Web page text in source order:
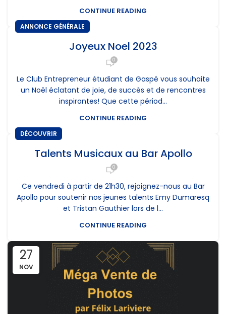
CONTINUE READING
ANNONCE GÉNÉRALE
Joyeux Noel 2023
0
Le Club Entrepreneur étudiant de Gaspé vous souhaite
un Noël éclatant de joie, de succès et de rencontres
inspirantes! Que cette périod...
CONTINUE READING
DÉCOUVRIR
Talents Musicaux au Bar Apollo
0
Ce vendredi à partir de 21h30, rejoignez-nous au Bar
Apollo pour soutenir nos jeunes talents Emy Dumaresq
et Tristan Gauthier lors de l...
CONTINUE READING
27
NOV